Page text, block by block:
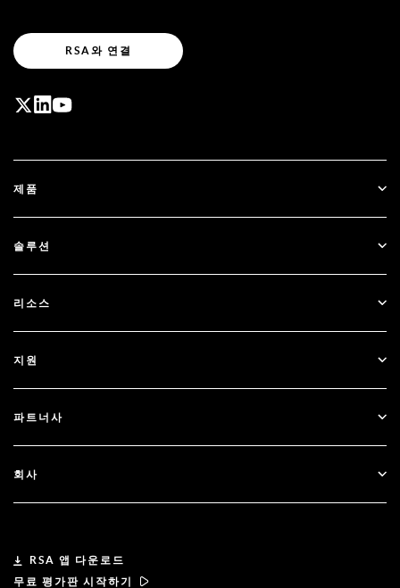
RSA와 연결
제품
SecurID
솔루션
다단계 인증
금융 서비스
리소스
블로그
문서
지원
고객 지원
파트너사
파트너 되기
회사
리더십
RSA 앱 다운로드
무료 평가판 시작하기